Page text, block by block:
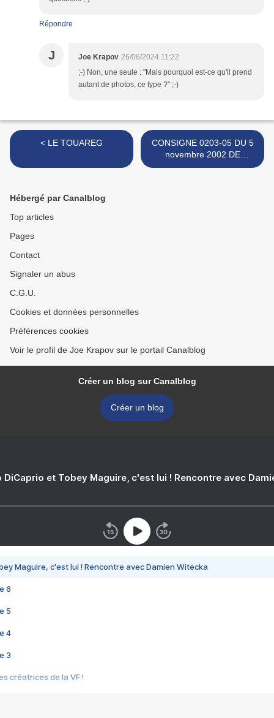
Répondre
J Joe Krapov 26/06/2024 11:22
;-) Non, une seule : "Mais pourquoi est-ce qu'il prend
autant de photos, ce type ?" ;-)
< LE TOUAREG
CONSIGNE 0203-05 DU 5
novembre 2002 DE
L'ATELIER D'ÉCRITURE
Hébergé par Canalblog
Top articles
Pages
Contact
Signaler un abus
C.G.U.
Cookies et données personnelles
Préférences cookies
Voir le profil de Joe Krapov sur le portail Canalblog
Créer un blog sur Canalblog
Créer un blog
DiCaprio et Tobey Maguire, c'est lui ! Rencontre avec
Maguire, c'est lui ! Rencontre avec Damien Witecka
6
5
4
3
créatrices de la VF !